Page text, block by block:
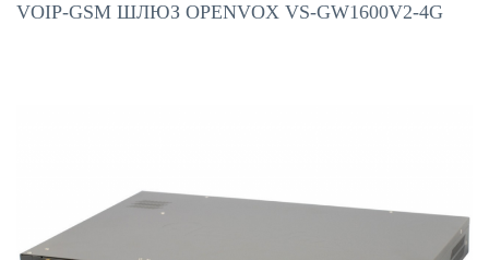
VOIP-GSM ШЛЮЗ OPENVOX VS-GW1600V2-4G